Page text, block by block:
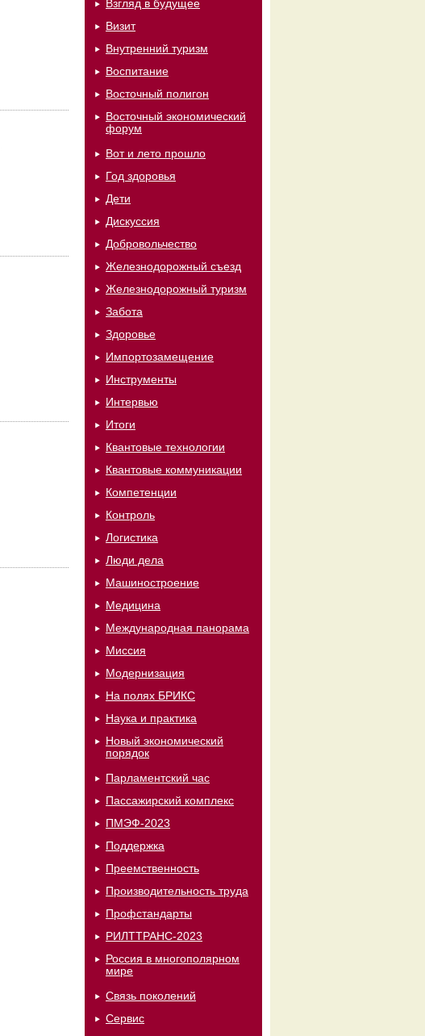
Взгляд в будущее
Визит
Внутренний туризм
Воспитание
Восточный полигон
Восточный экономический
форум
Вот и лето прошло
Год здоровья
Дети
Дискуссия
Добровольчество
Железнодорожный съезд
Железнодорожный туризм
Забота
Здоровье
Импортозамещение
Инструменты
Интервью
Итоги
Квантовые технологии
Квантовые коммуникации
Компетенции
Контроль
Логистика
Люди дела
Машиностроение
Медицина
Международная панорама
Миссия
Модернизация
На полях БРИКС
Наука и практика
Новый экономический
порядок
Парламентский час
Пассажирский комплекс
ПМЭФ-2023
Поддержка
Преемственность
Производительность труда
Профстандарты
РИЛТТРАНС-2023
Россия в многополярном
мире
Связь поколений
Сервис